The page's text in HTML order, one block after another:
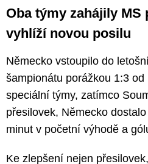
Oba týmy zahájily MS
vyhlíží novou posilu
Německo vstoupilo do
šampionátu porážkou 1:3
speciální týmy, zatímco
přesilovek, Německo
minut v početní výhodě a
Ke zlepšení nejen